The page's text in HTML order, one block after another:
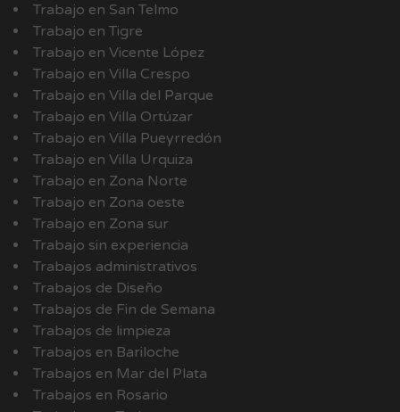
Trabajo en San Telmo
Trabajo en Tigre
Trabajo en Vicente López
Trabajo en Villa Crespo
Trabajo en Villa del Parque
Trabajo en Villa Ortúzar
Trabajo en Villa Pueyrredón
Trabajo en Villa Urquiza
Trabajo en Zona Norte
Trabajo en Zona oeste
Trabajo en Zona sur
Trabajo sin experiencia
Trabajos administrativos
Trabajos de Diseño
Trabajos de Fin de Semana
Trabajos de limpieza
Trabajos en Bariloche
Trabajos en Mar del Plata
Trabajos en Rosario